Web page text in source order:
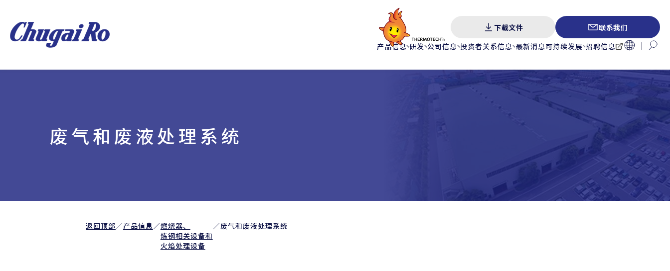
产品信息 研发 公司信息 投资者关系信息 最新消息可持续发展 招聘信息
下载文件 联系我们
废气和废液处理系统
返回顶部／产品信息／燃烧器、
炼钢相关设备和
火焰处理设备
／废气和废液处理系统